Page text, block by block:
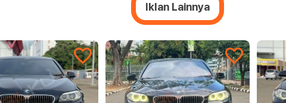
Iklan Lainnya